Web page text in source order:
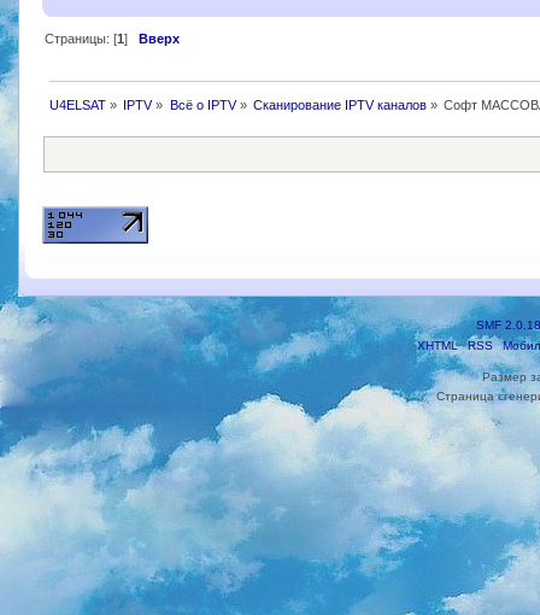
Страницы: [1 ] Вверх
U4ELSAT» IPTV» Всё о IPTV» Сканирование IPTV каналов» Софт
SMF 2.0.18
XHTML
RSS
Размер
Страница